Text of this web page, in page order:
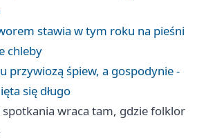
stawia w tym roku na pieśni
chleby
przywiozą śpiew, a gospodynie -
się długo
spotkania wraca tam, gdzie folklor